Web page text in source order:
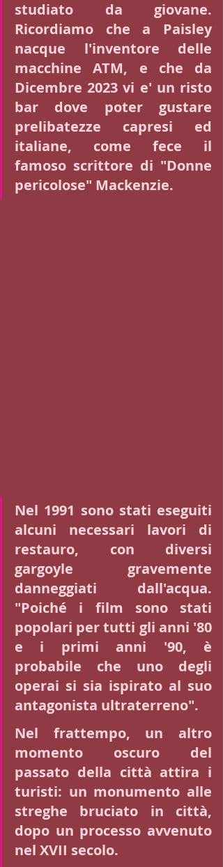
studiato da giovane.
Ricordiamo che a Paisley
nacque l'inventore delle
macchine ATM, e che da
Dicembre 2023 vi e' un risto
bar dove poter gustare
prelibatezze capresi ed
italiane, come fece il
famoso scrittore di "Donne
pericolose" Mackenzie.
Nel 1991 sono stati eseguiti
alcuni necessari lavori di
restauro, con diversi
gargoyle gravemente
danneggiati dall'acqua.
"Poiché i film sono stati
popolari per tutti gli anni '80
e i primi anni '90, è
probabile che uno degli
operai si sia ispirato al suo
antagonista ultraterreno".
Nel frattempo, un altro
momento oscuro del
passato della città attira i
turisti: un monumento alle
streghe bruciato in città,
dopo un processo avvenuto
nel XVII secolo.